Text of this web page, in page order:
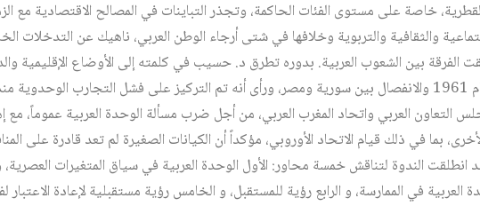
القطرية، خاصة على مستوى الفئات الحاكمة، وتجذر التباينات في المصالح الاقتصادية مع
والثقافية والتربوية وخلافها في شتى أرجاء الوطن العربي، ناهيك عن التدخلات
الفرقة بين الشعوب العربية. بدوره تطرق د. حسيب في كلمته إلى الأوضاع الإقليمية
انتكاسة العام 1961 والانفصال بين سورية ومصر، ورأى أنه تم التركيز على فشل التجارب
التعاون العربي واتحاد المغرب العربي، من أجل ضرب مسألة الوحدة العربية عموماً، مع
بما في ذلك قيام الاتحاد الأوروبي، مؤكداً أن الكيانات الصغيرة لم تعد قادرة على
الندوة لتناقش خمسة محاور: الأول الوحدة العربية في سياق المتغيرات العصرية، و
العربية في الممارسة، و الرابع رؤية للمستقبل، و الخامس رؤية مستقبلية لإعادة الاعتبار